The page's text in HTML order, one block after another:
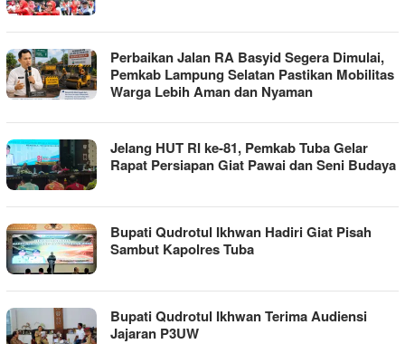
Perbaikan Jalan RA Basyid Segera Dimulai,
Pemkab Lampung Selatan Pastikan Mobilitas
Warga Lebih Aman dan Nyaman
Jelang HUT RI ke-81, Pemkab Tuba Gelar
Rapat Persiapan Giat Pawai dan Seni Budaya
Bupati Qudrotul Ikhwan Hadiri Giat Pisah
Sambut Kapolres Tuba
Bupati Qudrotul Ikhwan Terima Audiensi
Jajaran P3UW